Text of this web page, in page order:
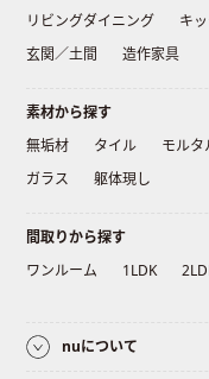
リビングダイニング
キ
玄関／土間
造作家具
素材から探す
無垢材
タイル モルタ
ガラス
躯体現し
間取りから探す
ワンルーム
1LDK
nuについて